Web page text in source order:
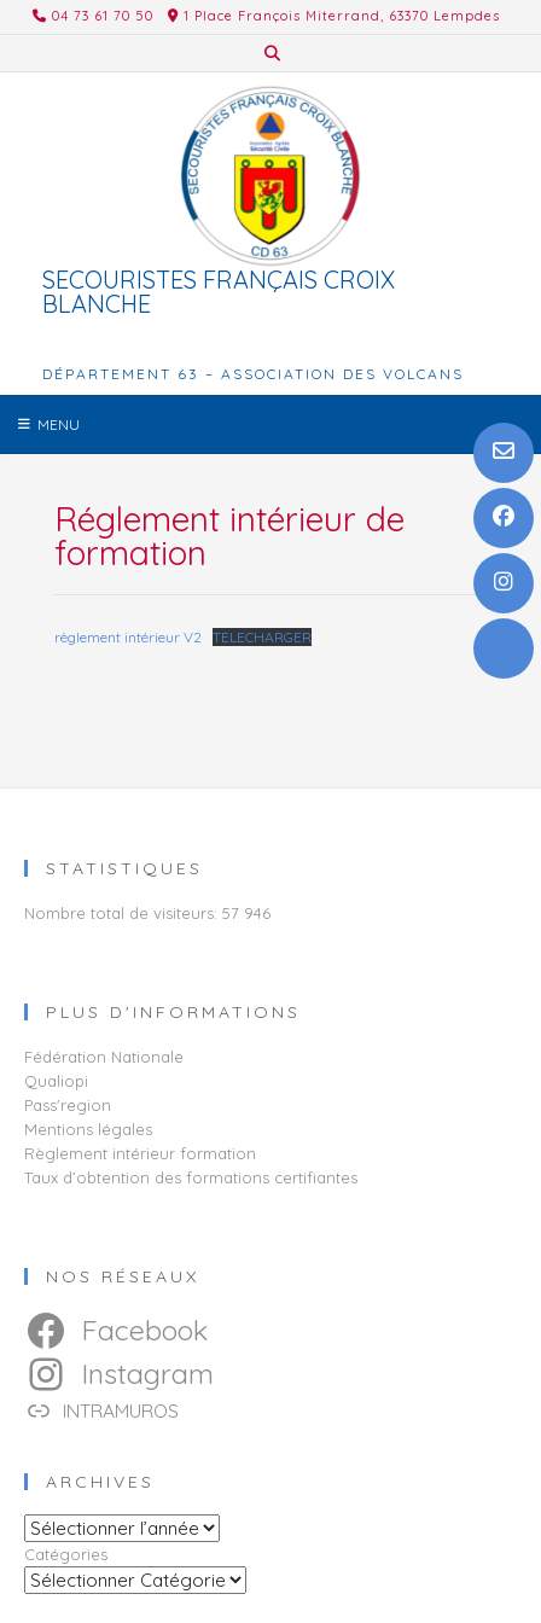
Skip
content
04 73 61 70 50 1 Place François Miterrand, 63370 Lempdes
SECOURISTES FRANÇAIS CROIX
BLANCHE
DÉPARTEMENT 63 – ASSOCIATION DES VOLCANS
MENU
Réglement intérieur de
formation
règlement intérieur V2 TELECHARGER
STATISTIQUES
Nombre total de visiteurs: 57 946
PLUS D'INFORMATIONS
Fédération Nationale
Qualiopi​​​​​​​
Pass'region
Mentions légales
Règlement intérieur formation
Taux d’obtention des formations certifiantes
NOS RÉSEAUX
Facebook
Instagram
INTRAMUROS
ARCHIVES
Archives
Catégories